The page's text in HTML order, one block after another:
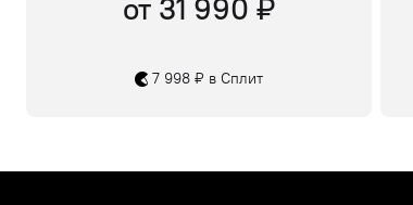
от 31 990 ₽
7 998 ₽ в Сплит